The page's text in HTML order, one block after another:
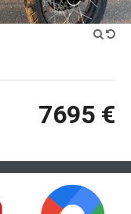
7695 €